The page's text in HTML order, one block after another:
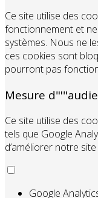
Ce site utilise des
fonctionnement et
systèmes. Nous ne
ces cookies sont
pourront pas
Mesure
Ce site utilise des
tels que Google
d’améliorer notre
Google